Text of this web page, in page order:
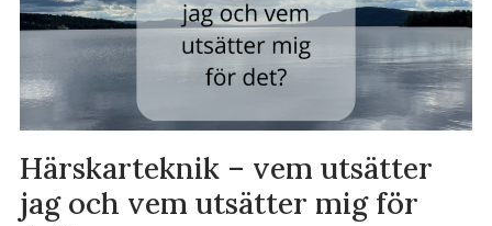
Härskarteknik – vem utsätter
jag och vem utsätter mig för